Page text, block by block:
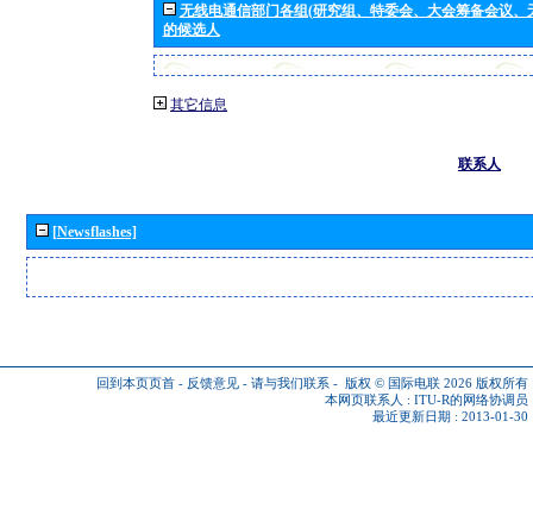
无线电通信部门各组(研究组、特委会、大会筹备会议
的候选人
其它信息
联系人
[Newsflashes]
回到本页页首 - 反馈意见 - 请与我们联系 - 版权 © 国际电联 2026 版权所有
本网页联系人 : ITU-R的网络协调员
最近更新日期 : 2013-01-30